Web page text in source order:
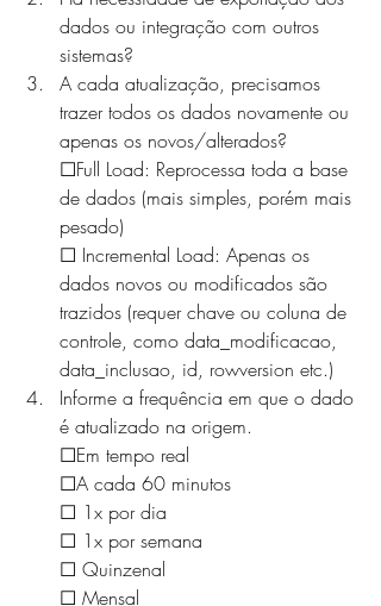
dados ou integração com outros
sistemas?
A cada atualização, precisamos
trazer todos os dados novamente ou
apenas os novos/alterados?
☐Full Load: Reprocessa toda a base
de dados (mais simples, porém mais
pesado)
☐ Incremental Load: Apenas os
dados novos ou modificados são
trazidos (requer chave ou coluna de
controle, como data_modificacao,
data_inclusao, id, rowversion etc.)
Informe a frequência em que o dado
é atualizado na origem.
☐Em tempo real
☐A cada 60 minutos
☐ 1x por dia
☐ 1x por semana
☐ Quinzenal
☐ Mensal